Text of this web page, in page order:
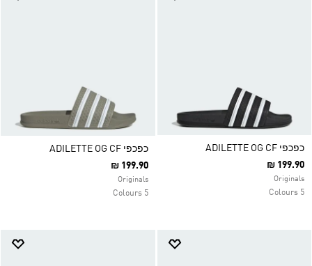
כפכפי ADILETTE OG CF
₪ 199.90
Originals
5 Colours
כפכפי ADILETTE OG CF
₪ 199.90
Originals
5 Colours